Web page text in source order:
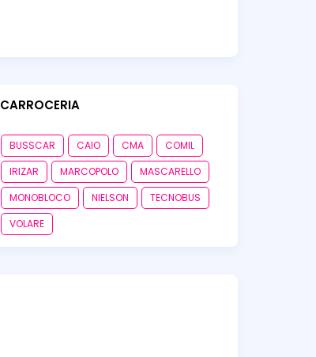
CARROCERIA
BUSSCAR CAIO CMA
COMIL
IRIZAR
MARCOPOLO
MASCARELLO
MONOBLOCO
NIELSON
TECNOBUS
VOLARE